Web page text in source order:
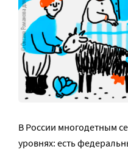
В России многодетным
уровнях: есть